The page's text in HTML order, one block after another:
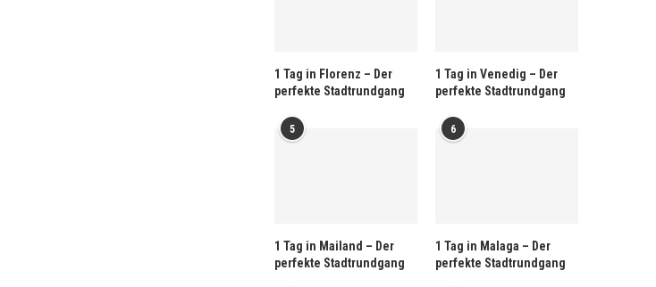
1 Tag in Florenz – Der
perfekte Stadtrundgang
1 Tag in Venedig – Der
perfekte Stadtrundgang
5
1 Tag in Mailand – Der
perfekte Stadtrundgang
6
1 Tag in Malaga – Der
perfekte Stadtrundgang